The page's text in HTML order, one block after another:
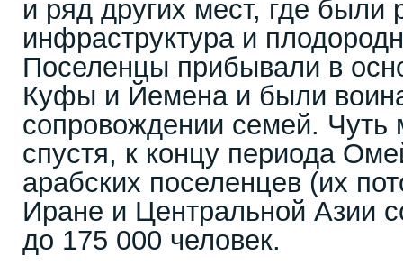
и ряд других мест, где были
инфраструктура и
Поселенцы прибывали в
Куфы и Йемена и были
сопровождении семей. Чуть
спустя, к концу периода
арабских поселенцев (их
Иране и Центральной Азии
до 175 000 человек.